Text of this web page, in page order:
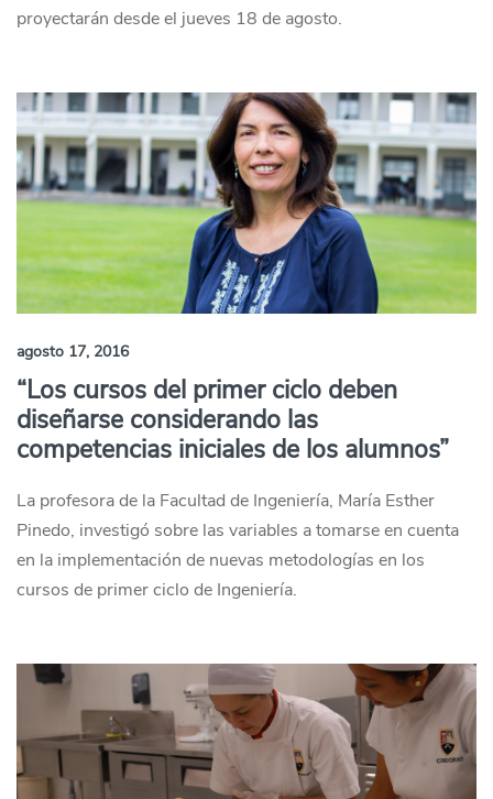
proyectarán desde el jueves 18 de agosto.
agosto 17, 2016
“Los cursos del primer ciclo deben
diseñarse considerando las
competencias iniciales de los alumnos”
La profesora de la Facultad de Ingeniería, María Esther
Pinedo, investigó sobre las variables a tomarse en cuenta
en la implementación de nuevas metodologías en los
cursos de primer ciclo de Ingeniería.